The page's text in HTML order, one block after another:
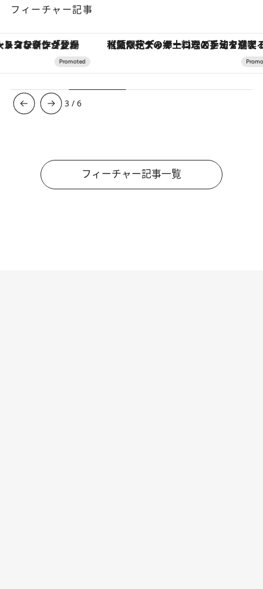
フィーチャー記事
【夏限定ディナーコース】旬を迎える稚鮎や花ズッキーニなどをイタリア・トスカーナの郷土料理の手法で満喫！
3 /6
フィーチャー記事一覧